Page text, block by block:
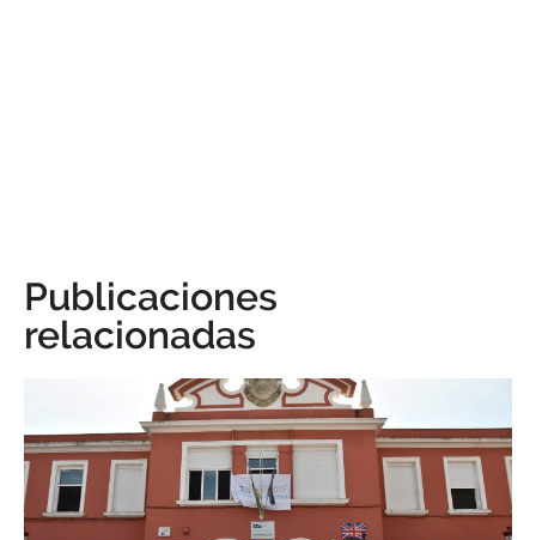
Publicaciones
relacionadas